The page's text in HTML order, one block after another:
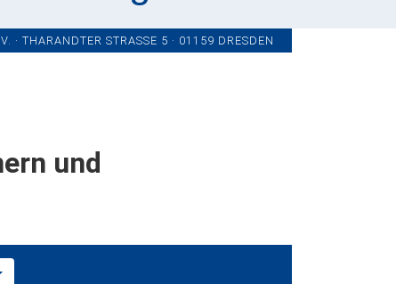
· THARANDTER STRASSE 5 · 01159 DRESDEN
und